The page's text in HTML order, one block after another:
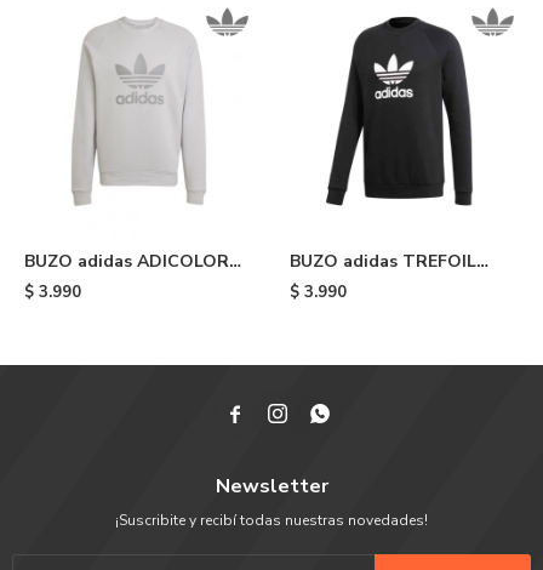
BUZO adidas ADICOLOR
CLASSICS TRIFOLIO - Grey
$ 3.990
BUZO adidas TREFOIL
CREW - Black
$ 3.990
  
Newsletter
¡Suscribite y recibí todas nuestras novedades!